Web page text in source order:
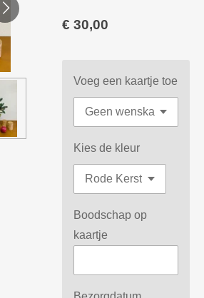
€ 30,00
Voeg een kaartje toe
Kies de kleur
Boodschap op
kaartje